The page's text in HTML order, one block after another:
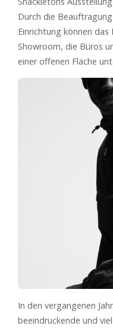
Durch die
Einrichtung können
Showroom, die Büros
einer offenen Fläche
In den vergangenen
beeindruckende und